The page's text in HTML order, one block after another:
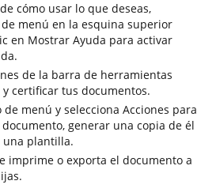
cómo usar lo que deseas,
menú en la esquina superior
en Mostrar Ayuda para activar
de la barra de herramientas
certificar tus documentos.
de menú y selecciona Acciones para
generar una copia de él
plantilla.
imprime o exporta el documento a